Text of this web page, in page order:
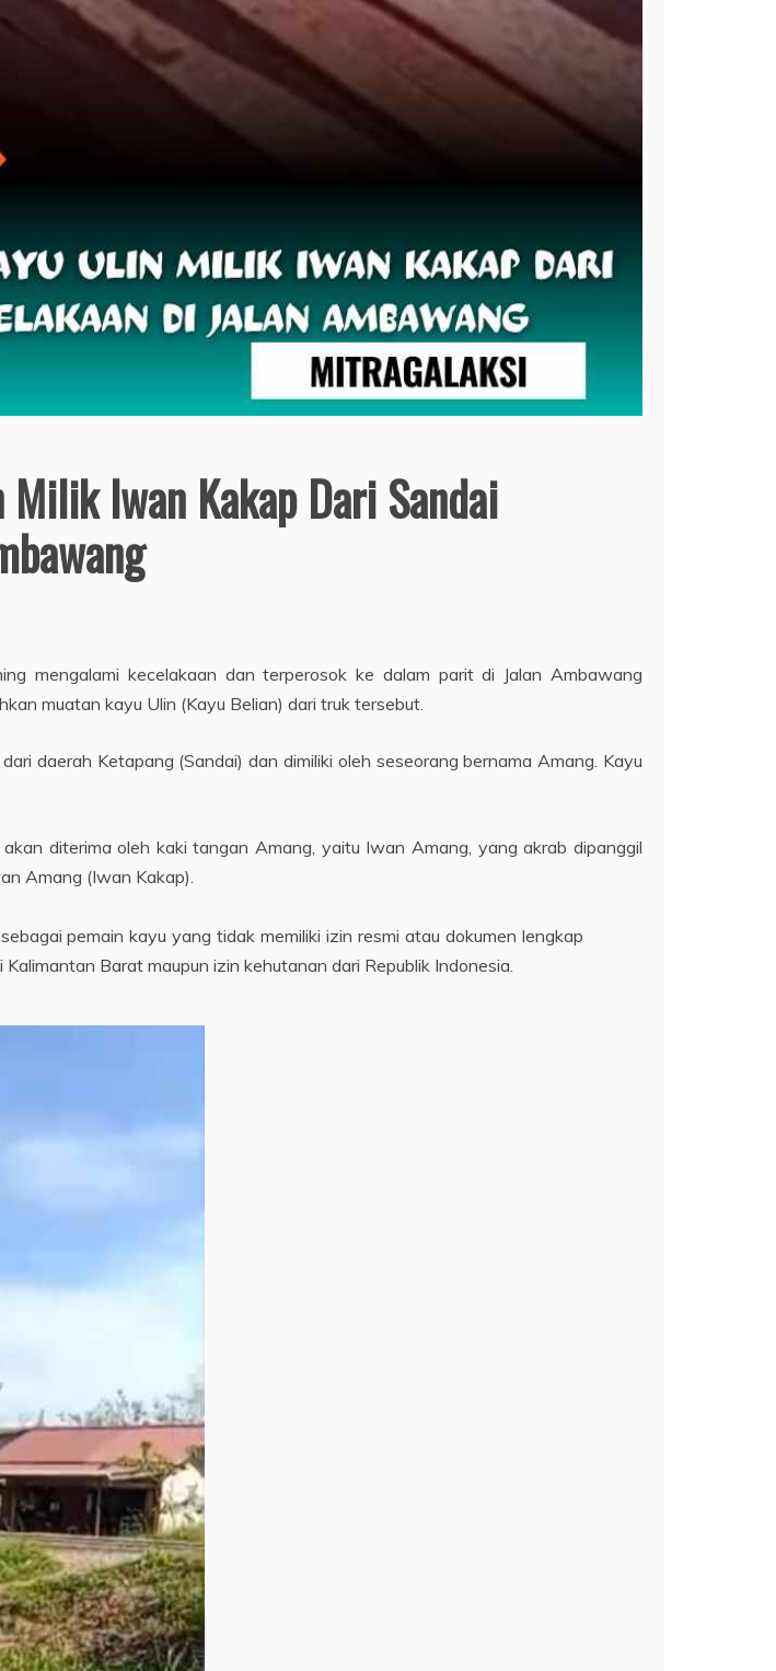
Iwan Kakap Dari Sandai
mengalami kecelakaan dan terperosok ke dalam parit di Jalan Ambawang
muatan kayu Ulin (Kayu Belian) dari truk tersebut.
daerah Ketapang (Sandai) dan dimiliki oleh seseorang bernama Amang. Kayu
diterima oleh kaki tangan Amang, yaitu Iwan Amang, yang akrab dipanggil
Amang (Iwan Kakap).
pemain kayu yang tidak memiliki izin resmi atau dokumen lengkap
Barat maupun izin kehutanan dari Republik Indonesia.